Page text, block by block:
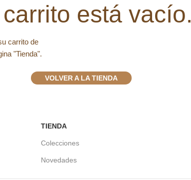
está vacío.
carrito de
"Tienda".
VOLVER A LA TIENDA
TIENDA
Colecciones
Novedades